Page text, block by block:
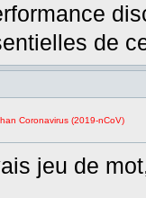
de
Coronavirus (2019-nCoV)
jeu de